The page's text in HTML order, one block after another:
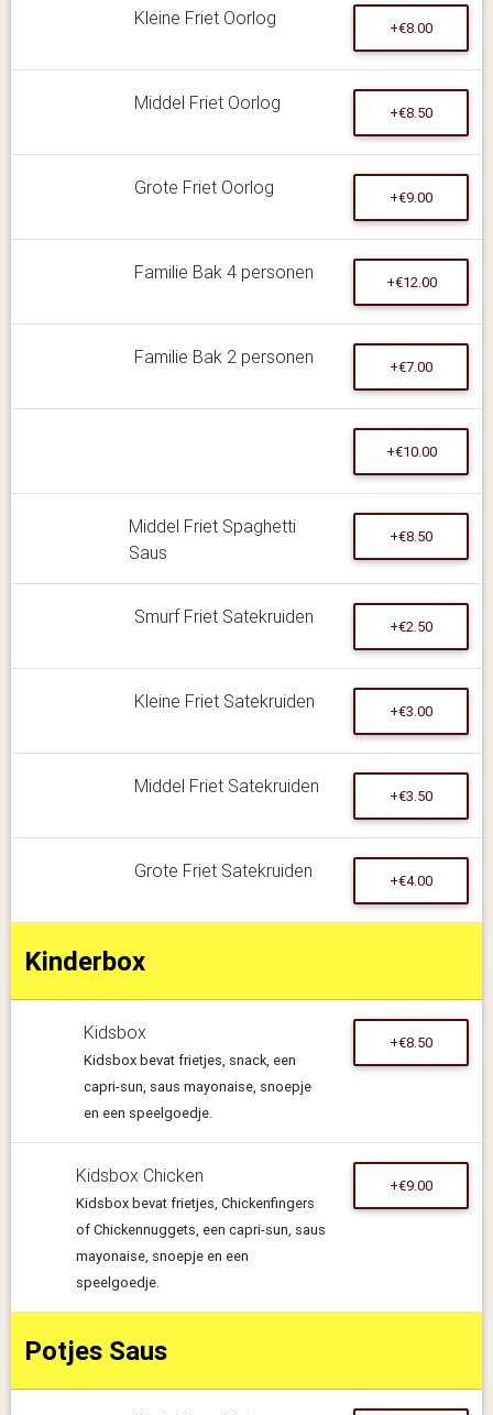
Kleine Friet Oorlog +€8.00
Middel Friet Oorlog +€8.50
Grote Friet Oorlog +€9.00
Familie Bak 4 personen +€12.00
Familie Bak 2 personen +€7.00
+€10.00
Middel Friet Spaghetti
Saus
+€8.50
Smurf Friet Satekruiden +€2.50
Kleine Friet Satekruiden +€3.00
Middel Friet Satekruiden +€3.50
Grote Friet Satekruiden +€4.00
Kinderbox
Kidsbox
Kidsbox bevat frietjes, snack, een
capri-sun, saus mayonaise, snoepje
en een speelgoedje.
+€8.50
Kidsbox Chicken
Kidsbox bevat frietjes, Chickenfingers
of Chickennuggets, een capri-sun, saus
mayonaise, snoepje en een
speelgoedje.
+€9.00
Potjes Saus